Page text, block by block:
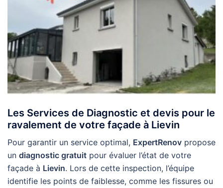
Les Services de Diagnostic et devis pour le
ravalement de votre façade à Lievin
Pour garantir un service optimal, ExpertRenov propose
un diagnostic gratuit pour évaluer l’état de votre
façade à Lievin. Lors de cette inspection, l’équipe
identifie les points de faiblesse, comme les fissures ou